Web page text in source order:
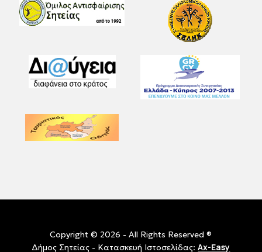
Copyright © 2026 - All Rights Reserved ®
Δήμος Σητείας - Κατασκευή Ιστοσελίδας:Ax-Easy